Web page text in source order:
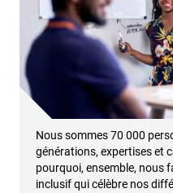
Nous sommes 70 000
générations, expertises et
pourquoi, ensemble, nous
inclusif qui célèbre nos